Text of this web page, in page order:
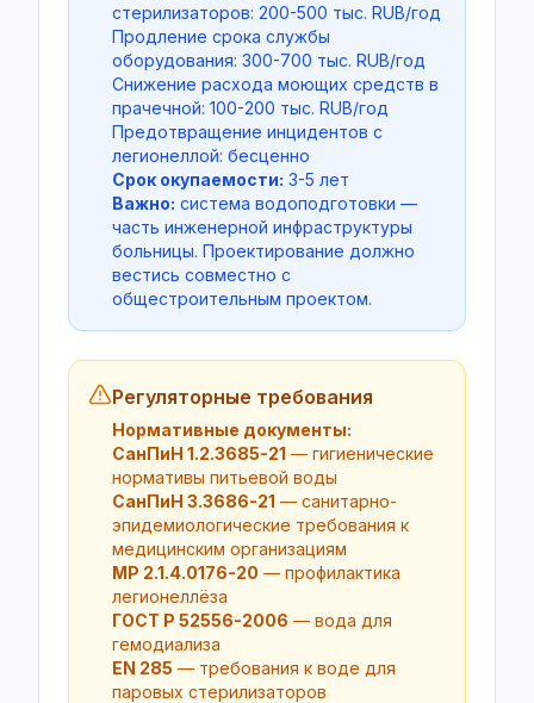
стерилизаторов: 200-500 тыс. RUB/год
Продление срока службы
оборудования: 300-700 тыс. RUB/год
Снижение расхода моющих средств в
прачечной: 100-200 тыс. RUB/год
Предотвращение инцидентов с
легионеллой: бесценно
Срок окупаемости: 3-5 лет
Важно: система водоподготовки —
часть инженерной инфраструктуры
больницы. Проектирование должно
вестись совместно с
общестроительным проектом.
Регуляторные требования
Нормативные документы:
СанПиН 1.2.3685-21 — гигиенические
нормативы питьевой воды
СанПиН 3.3686-21 — санитарно-
эпидемиологические требования к
медицинским организациям
МР 2.1.4.0176-20 — профилактика
легионеллёза
ГОСТ Р 52556-2006 — вода для
гемодиализа
EN 285 — требования к воде для
паровых стерилизаторов